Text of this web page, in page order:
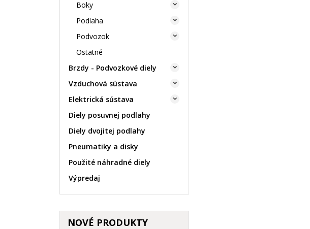
Boky

Podlaha 
Podvozok 
Ostatné
Brzdy - Podvozkové diely

Vzduchová sústava 
Elektrická sústava 
Diely posuvnej podlahy
Diely dvojitej podlahy
Pneumatiky a disky
Použité náhradné diely
Výpredaj
NOVÉ PRODUKTY